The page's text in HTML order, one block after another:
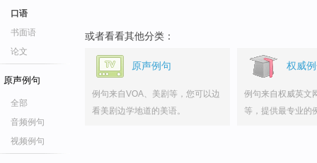
口语
书面语
论文
原声例句
全部
音频例句
视频例句
或者看看其他分类：
原声例句
例句来自VOA、美剧等，您可以边
看美剧边学地道的美语。
权威
例句来自权威英文
等，提供最专业的